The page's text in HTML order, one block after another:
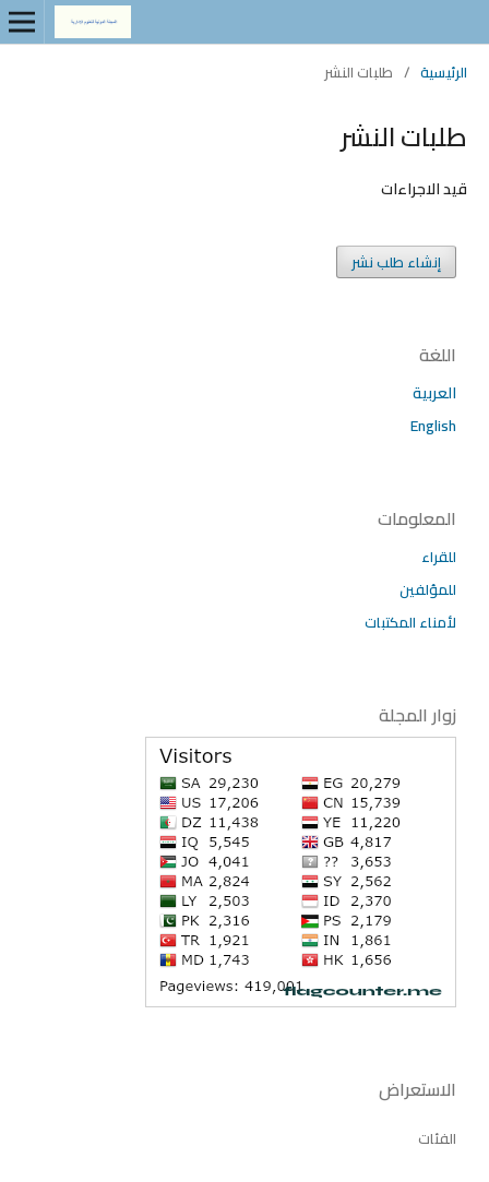
الرئيسية / طلبات النشر
طلبات النشر
قيد الاجراءات
إنشاء طلب نشر
اللغة
العربية
English
المعلومات
للقراء
للمؤلفين
لأمناء المكتبات
زوار المجلة
الاستعراض
الفئات